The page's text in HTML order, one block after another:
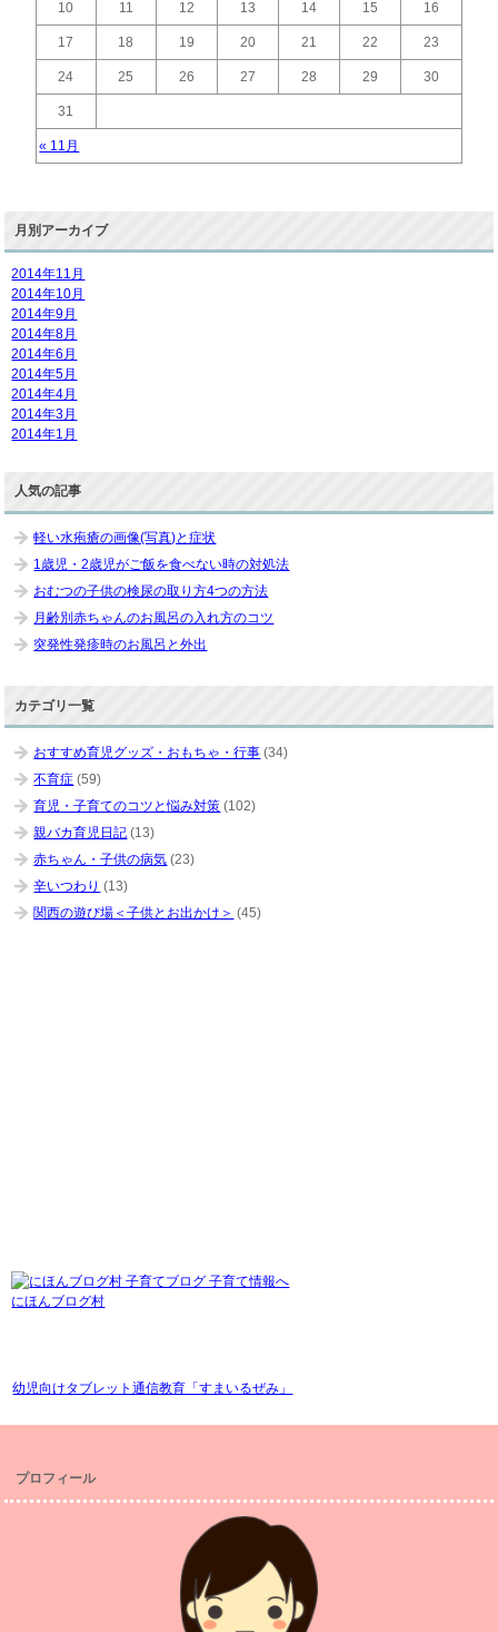
« 11月
10 11 12 13 14 15 16
17 18 19 20 21 22 23
24 25 26 27 28 29 30
31
月別アーカイブ
2014年11月
2014年10月
2014年9月
2014年8月
2014年6月
2014年5月
2014年4月
2014年3月
2014年1月
人気の記事
軽い水疱瘡の画像(写真)と症状
1歳児・2歳児がご飯を食べない時の対処法
おむつの子供の検尿の取り方4つの方法
月齢別赤ちゃんのお風呂の入れ方のコツ
突発性発疹時のお風呂と外出
カテゴリ一覧
おすすめ育児グッズ・おもちゃ・行事 (34)
不育症 (59)
育児・子育てのコツと悩み対策 (102)
親バカ育児日記 (13)
赤ちゃん・子供の病気 (23)
辛いつわり (13)
関西の遊び場＜子供とお出かけ＞ (45)
にほんブログ村
幼児向けタブレット通信教育「すまいるぜみ」
プロフィール